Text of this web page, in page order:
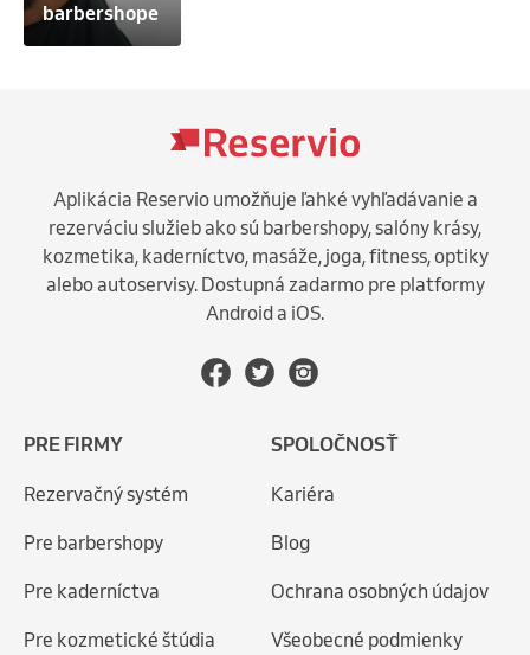
barbershope
Aplikácia Reservio umožňuje ľahké vyhľadávanie a
rezerváciu služieb ako sú barbershopy, salóny krásy,
kozmetika, kaderníctvo, masáže, joga, fitness, optiky
alebo autoservisy. Dostupná zadarmo pre platformy
Android a iOS.
PRE FIRMY
Rezervačný systém
Pre barbershopy
Pre kaderníctva
Pre kozmetické štúdia
SPOLOČNOSŤ
Kariéra
Blog
Ochrana osobných údajov
Všeobecné podmienky